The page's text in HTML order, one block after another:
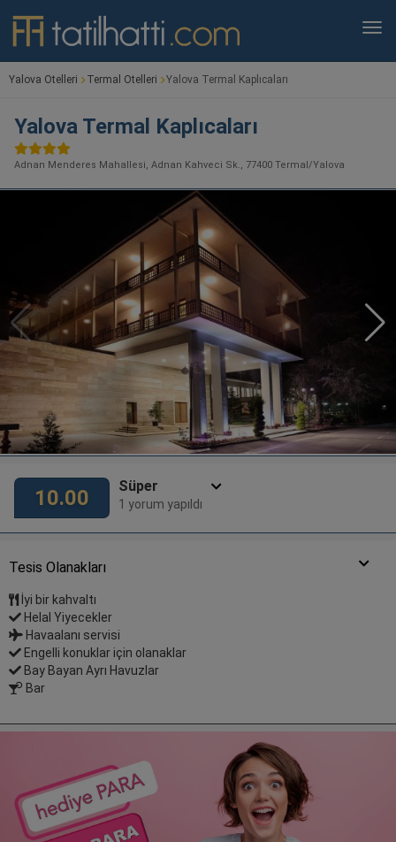
Yalova Otelleri Termal Otelleri Yalova Termal Kaplıcaları
Yalova Termal Kaplıcaları
Adnan Menderes Mahallesi, Adnan Kahveci Sk., 77400 Termal/Yalova
10.00 Süper
1 yorum yapıldı
Tesis Olanakları
İyi bir kahvaltı
Helal Yiyecekler
Havaalanı servisi
Engelli konuklar için olanaklar
Bay Bayan Ayrı Havuzlar
Bar